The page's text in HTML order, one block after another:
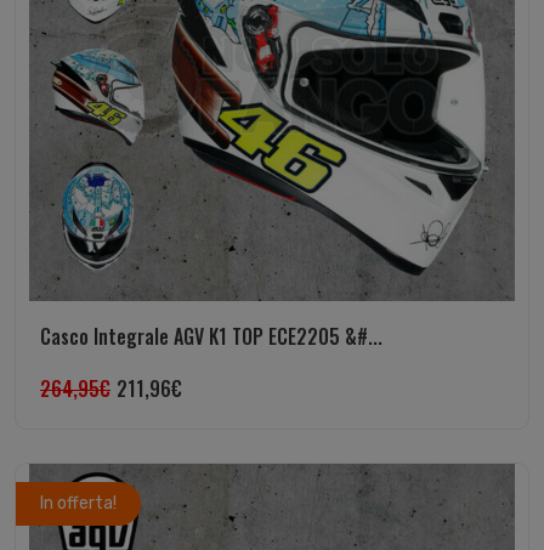
Casco Integrale AGV K1 TOP ECE2205 &#...
264,95€ 211,96€
In offerta!